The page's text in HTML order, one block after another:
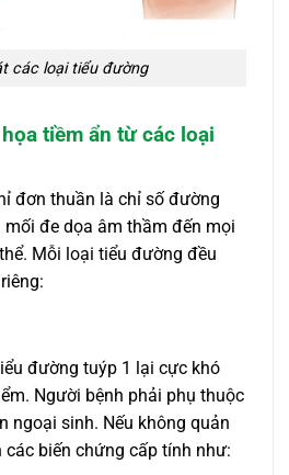
các loại tiểu đường
tiềm ẩn từ các loại
đơn thuần là chỉ số đường
mối đe dọa âm thầm đến mọi
Mỗi loại tiểu đường đều
đường tuýp 1 lại cực khó
Người bệnh phải phụ thuộc
ngoại sinh. Nếu không quản
các biến chứng cấp tính như: